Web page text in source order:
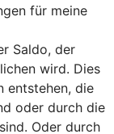
für meine
Saldo, der
wird. Dies
entstehen, die
oder durch die
Oder durch